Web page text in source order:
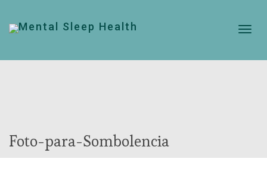
Foto-para-Sombolencia